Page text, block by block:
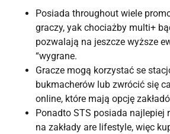
Posiada throughout wiele
graczy, yak chociażby multi+
pozwalają na jeszcze wyższe
“wygrane.
Gracze mogą korzystać se
bukmacherów lub zwrócić się
online, które mają opcję
Ponadto STS posiada najlepiej
na zakłady are lifestyle, więc